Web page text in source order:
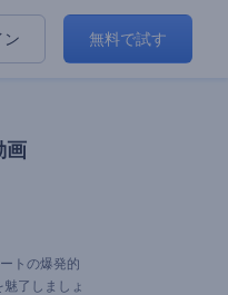
ン 無料で試す
画
トの爆発的
了しましょ